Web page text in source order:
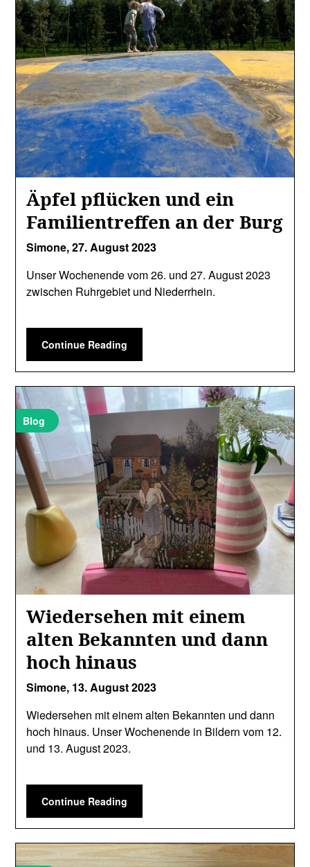
Äpfel pflücken und ein
Familientreffen an der Burg
Simone,27. August 2023
Unser Wochenende vom 26. und 27. August 2023
zwischen Ruhrgebiet und Niederrhein.
Continue Reading
Blog
Wiedersehen mit einem
alten Bekannten und dann
hoch hinaus
Simone, 13. August 2023
Wiedersehen mit einem alten Bekannten und dann
hoch hinaus. Unser Wochenende in Bildern vom 12.
und 13. August 2023.
Continue Reading